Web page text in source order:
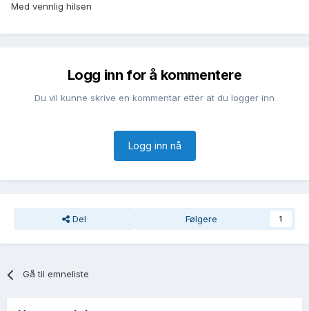
Med vennlig hilsen
Logg inn for å kommentere
Du vil kunne skrive en kommentar etter at du logger inn
Logg inn nå
Del Følgere 1
Gå til emneliste